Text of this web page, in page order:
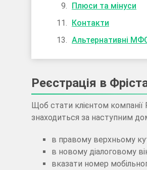
Плюси та мінуси
Контакти
Альтернативні
Реєстрація в
Щоб стати клієнтом компанії
знаходиться за наступним
в правому верхньому
в новому діалоговому
вказати номер